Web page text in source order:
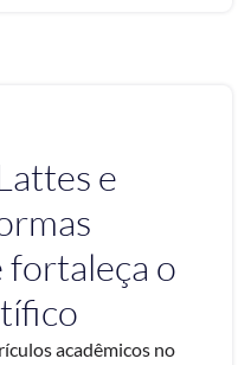
e
fortaleça o
acadêmicos no